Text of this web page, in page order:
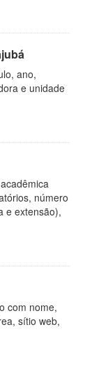
ano,
e unidade
número
e extensão),
com nome,
sítio web,